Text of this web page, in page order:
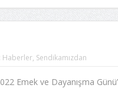
Haberler, Sendikamızdan
Emek ve Dayanışma